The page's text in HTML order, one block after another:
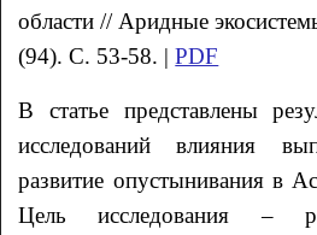
области// Аридные
(94). С. 53-58. |PDF
В статье представлены
исследований влияния
развитие опустынивания в
Цель исследования –